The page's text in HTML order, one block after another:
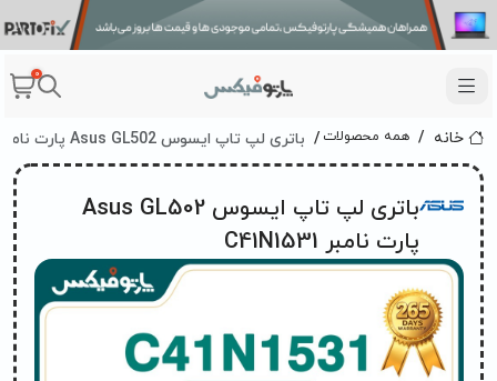
0
خانه همه محصولات باتری لپ تاپ ایسوس Asus GL502 پارت نامبر C41N1531
باتری لپ تاپ ایسوس Asus GL502
پارت نامبر C41N1531